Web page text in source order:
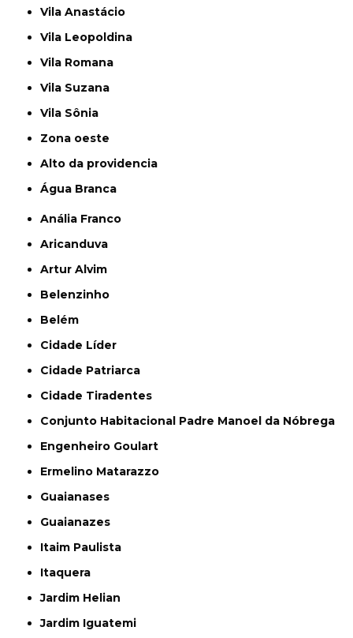
Vila Anastácio
Vila Leopoldina
Vila Romana
Vila Suzana
Vila Sônia
Zona oeste
alto da providencia
Água Branca
Anália Franco
Aricanduva
Artur Alvim
Belenzinho
Belém
Cidade Líder
Cidade Patriarca
Cidade Tiradentes
Conjunto Habitacional Padre Manoel da Nóbrega
Engenheiro Goulart
Ermelino Matarazzo
Guaianases
Guaianazes
Itaim Paulista
Itaquera
Jardim Helian
Jardim Iguatemi